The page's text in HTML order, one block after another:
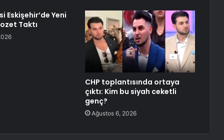
Eskişehir’de Yeni
Taktı
CHP toplantısında ortaya
çıktı: Kim bu siyah ceketli
genç?
Ağustos 6, 2026